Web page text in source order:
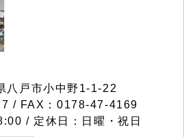
戸市小中野1-1-22
/ FAX：0178-47-4169
/ 定休日：日曜・祝日